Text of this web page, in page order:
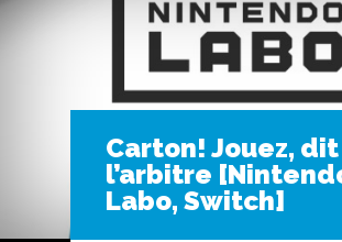
Carton! Jouez, dit
l’arbitre
Labo, Switch]